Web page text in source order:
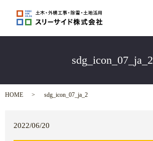
sdg_icon_07_ja_2
HOME sdg_icon_07_ja_2
2022/06/20